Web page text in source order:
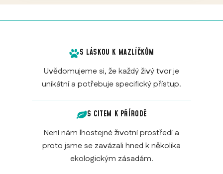
S LÁSKOU K MAZLÍČKŮM
Uvědomujeme si, že každý živý tvor je
unikátní a potřebuje specifický přístup.
S CITEM K PŘÍRODĚ
Není nám lhostejné životní prostředí a
proto jsme se zavázali hned k několika
ekologickým zásadám.